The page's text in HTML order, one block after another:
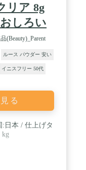
リア 8g
しろい
(Beauty)_Parent
ルース パウダー 安い
イニスフリー 50代
る
:日本 / 仕上げタ
kg